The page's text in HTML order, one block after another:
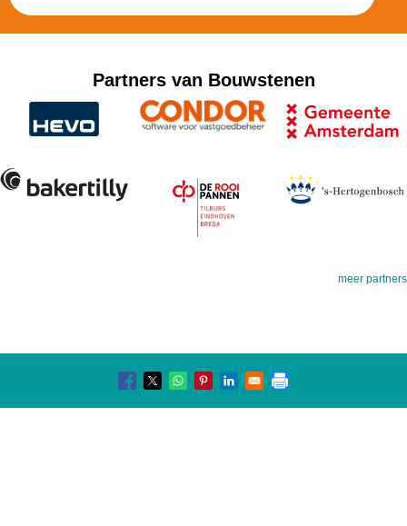
Partners van Bouwstenen
meer partners